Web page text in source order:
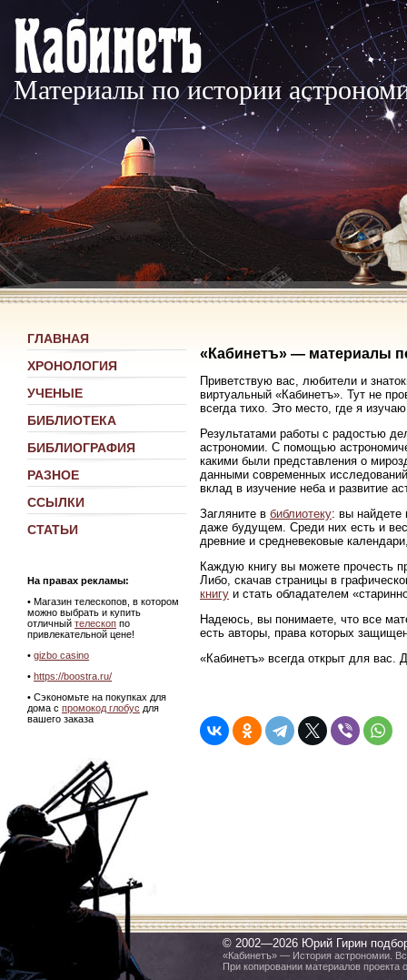
Материалы по истории
ГЛАВНАЯ
ХРОНОЛОГИЯ
УЧЕНЫЕ
БИБЛИОТЕКА
БИБЛИОГРАФИЯ
РАЗНОЕ
ССЫЛКИ
СТАТЬИ
На правах рекламы:
• Магазин телескопов, в котором
можно выбрать и купить
отличный телескоп по
привлекательной цене!
• gizbo casino
• https://boostra.ru/
• Сэкономьте на покупках для
дома с промокод глобус для
вашего заказа
«Кабинетъ» — материалы
Приветствую вас, любители и
виртуальный «Кабинетъ». Тут не
всегда тихо. Это место, где я
Результатами работы с радостью
астрономии. С помощью
какими были представления о
данными современных
вклад в изучение неба и развитие
Загляните в библиотеку: вы найдете
даже будущем. Среди них есть и
древние и средневековые
Каждую книгу вы можете прочесть
Либо, скачав страницы в
книгу и стать обладателем
Надеюсь, вы понимаете, что все
есть авторы, права которых
«Кабинетъ» всегда открыт для вас.
© 2002—2026 Юрий Гирин
«Кабинетъ» — История астрономии.
При копировании материалов проекта